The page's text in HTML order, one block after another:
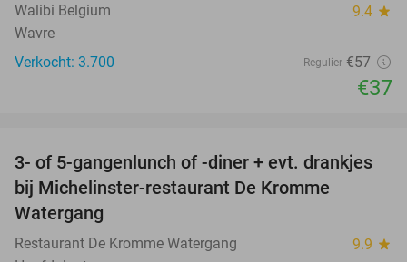
Walibi Belgium 9.4 star
Wavre
Verkocht: 3.700
Regulier €57
€37
16%
3- of 5-gangenlunch of -diner + evt. drankjes
bij Michelinster-restaurant De Kromme
Watergang
Restaurant De Kromme Watergang 9.9 star